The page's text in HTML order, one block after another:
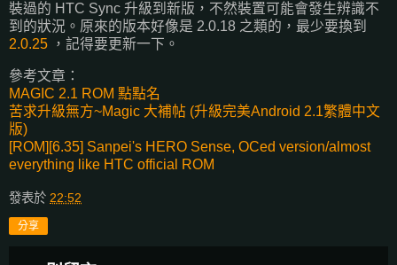
裝過的 HTC Sync 升級到新版，不然裝置可能會發生辨識不
到的狀況。原來的版本好像是 2.0.18 之類的，最少要換到
2.0.25 ，記得要更新一下。
參考文章：
MAGIC 2.1 ROM 點點名
苦求升級無方~Magic 大補帖 (升級完美Android 2.1繁體中文
版)
[ROM][6.35] Sanpei's HERO Sense, OCed version/almost
everything like HTC official ROM
發表於 22:52
分享